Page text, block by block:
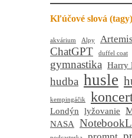
Kľúčové slová (tagy)
akvárium Alpy Artemis
ChatGPT duffel coat
gymnastika Harry
hudba husle
kempingáčik
Londýn lyžovanie
NASA